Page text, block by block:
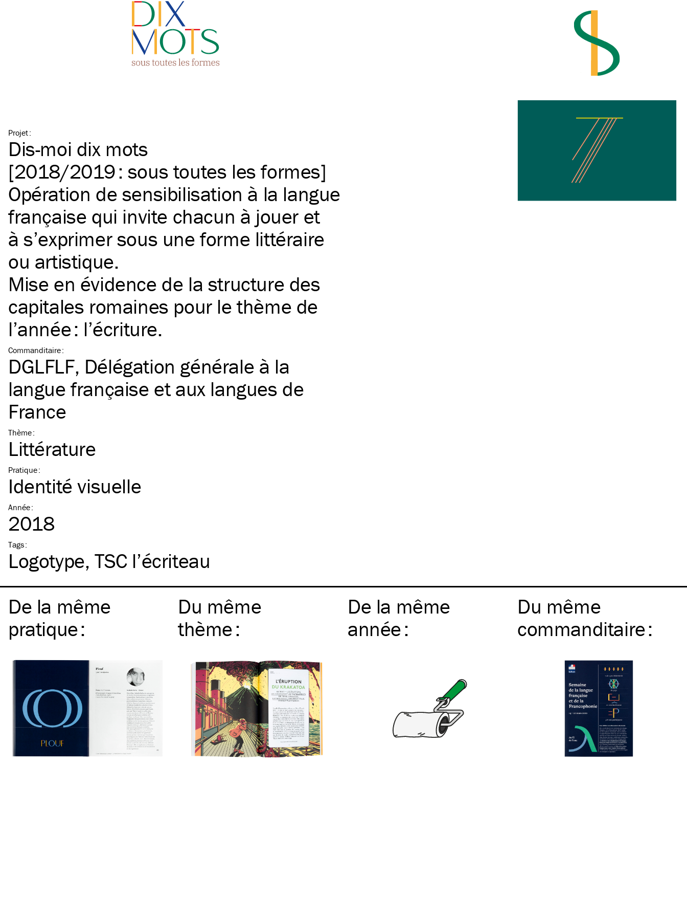
Projet:
Dis-moi dix mots
[2018/2019 : sous toutes les formes]
Opération de sensibilisation à la langue
française qui invite chacun à jouer et
à s’exprimer sous une forme littéraire
ou artistique.
Mise en évidence de la structure des
capitales romaines pour le thème de
l’année : l’écriture.
Commanditaire:
DGLFLF, Délégation générale à la
langue française et aux langues de
France
Thème:
Littérature
Pratique:
Identité visuelle
Année:
2018
Tags:
Logotype TSCl’écriteau
De la même
pratique:
Du même
thème:
De la même
année:
Du même
commanditaire: